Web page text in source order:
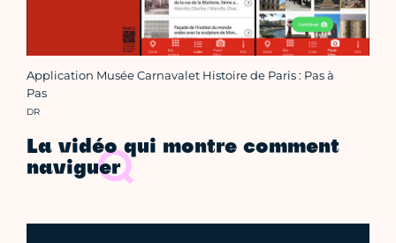
Application Musée Carnavalet Histoire de Paris : Pas à
Pas
Crédit photo :
DR
La vidéo qui montre comment
naviguer